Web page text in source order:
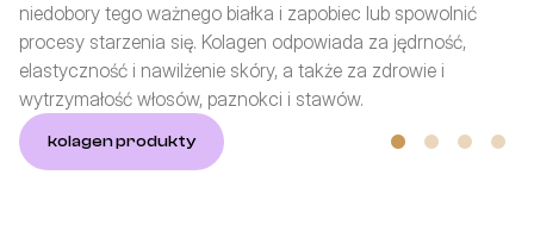
niedobory tego ważnego białka i zapobiec lub spowolnić
procesy starzenia się. Kolagen odpowiada za jędrność,
elastyczność i nawilżenie skóry, a także za zdrowie i
wytrzymałość włosów, paznokci i stawów.
kolagen produkty